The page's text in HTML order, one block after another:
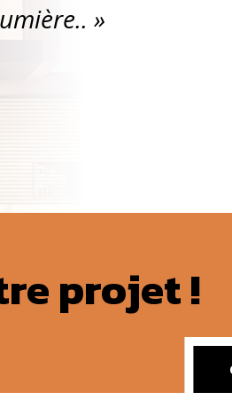
»
projet !